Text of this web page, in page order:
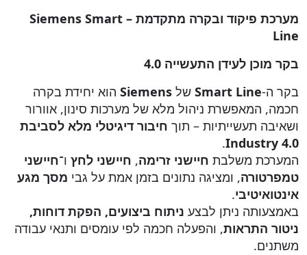
מערכת פיקוד ובקרה מתקדמת
– Siemens Smart
Line
בקר מוכן לעידן התעשייה 4.0
בקר ה-Smart Line של Siemens הוא יחידת בקרה
חכמה, המאפשרת ניהול מלא של מערכות סינון, אוורור
ושאיבה תעשייתיות – תוך חיבור דיגיטלי מלא לסביבת
Industry 4.0
.
המערכת משלבת חיישני זרימה, חיישני לחץ ו־חיישני
טמפרטורה, ומציגה נתונים בזמן אמת על גבי מסך מגע
אינטואיטיבי.
באמצעותה ניתן לבצע ניתוח ביצועים, הפקת דוחות,
ניטור התראות, והפעלה חכמה לפי עומסים ותנאי עבודה
משתנים.